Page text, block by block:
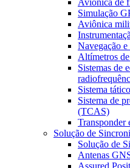
Aviônica de
Simulação
Aviônica
Navegação
Altímetros
Sistemas de
Sistema
Sistema de
(TCAS)
Transponder
Solução de
Solução de
Antenas